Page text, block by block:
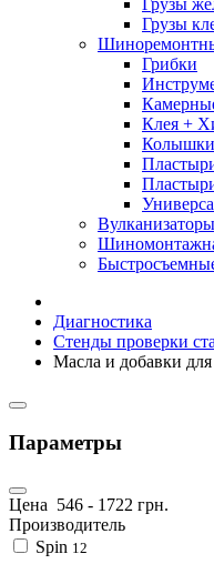
Грузы
Грузы
Грибки
Клея +
Диагностика
Стенды проверки
Масла и добавки
Параметры
Цена 546 - 1722 грн.
Производитель
Spin 12